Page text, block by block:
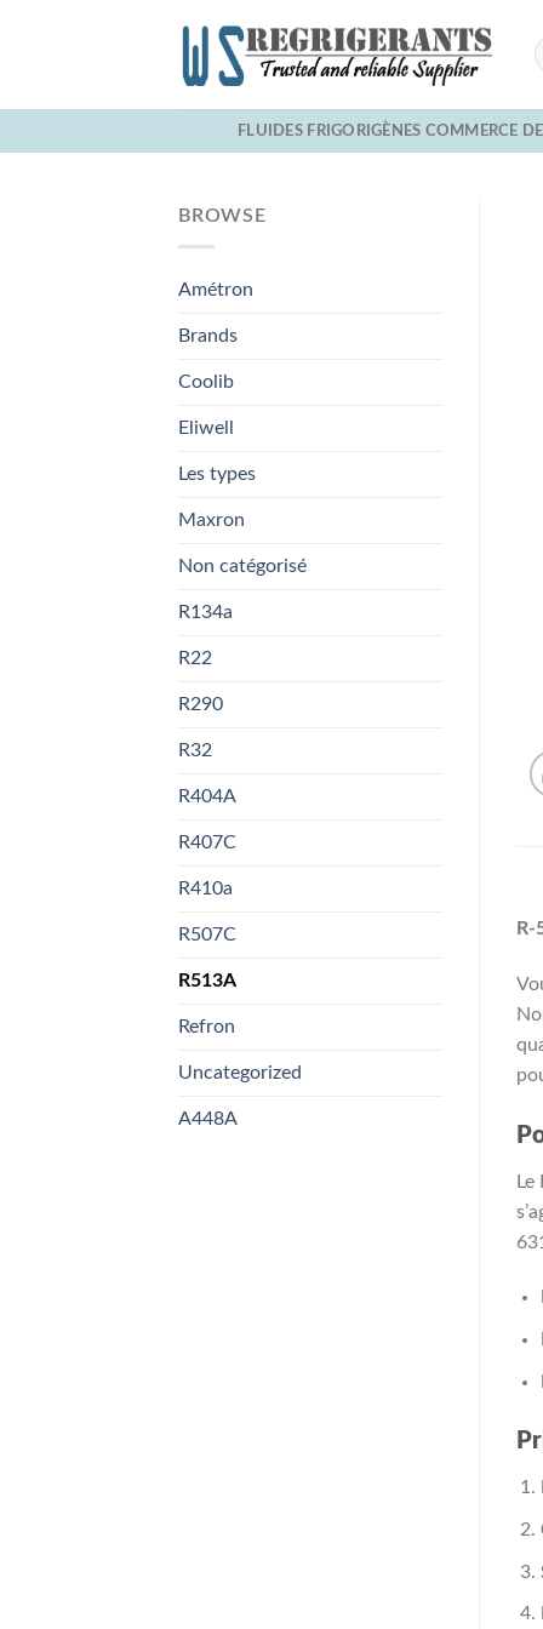
FLUIDES FRIGORIGÈNES COMMERCE
BROWSE
Amétron
Brands
Coolib
Eliwell
Les types
Maxron
Non catégorisé
R134a
R22
R290
R32
R404A
R407C
R410a
R507C
R513A
Refron
Uncategorized
A448A